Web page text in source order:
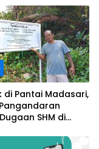
Koordinasi
di Pantai Madasari,
SHM di